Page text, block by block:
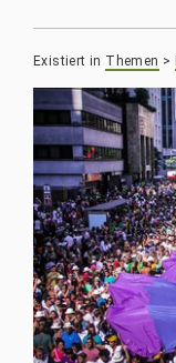
Existiert in Themen >